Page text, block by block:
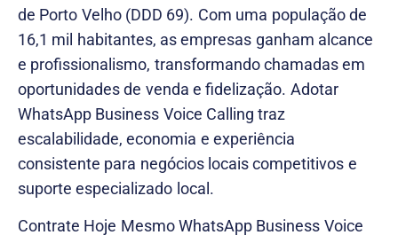
de Porto Velho (DDD 69). Com uma população de
16,1 mil habitantes, as empresas ganham alcance
e profissionalismo, transformando chamadas em
oportunidades de venda e fidelização. Adotar
WhatsApp Business Voice Calling traz
escalabilidade, economia e experiência
consistente para negócios locais competitivos e
suporte especializado local.
Contrate Hoje Mesmo WhatsApp Business Voice